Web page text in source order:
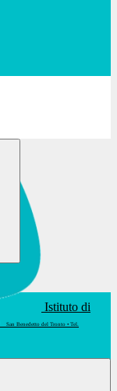
Istituto di
San Benedetto del Tronto • Tel.